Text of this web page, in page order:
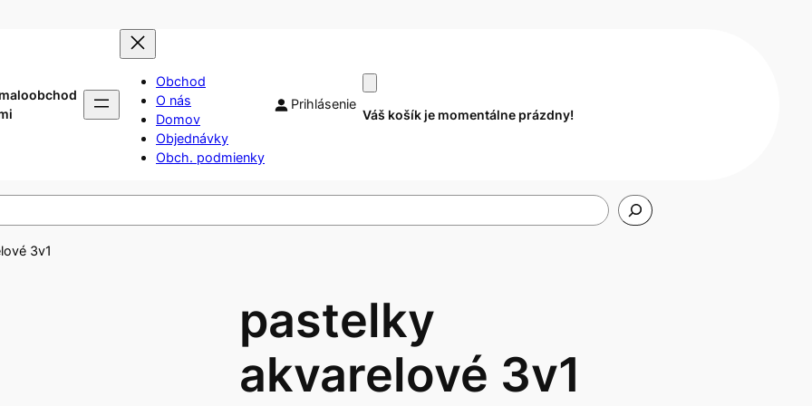
Obchod
O nás
Domov
Objednávky
Obch. podmienky
Prihlásenie
Váš košík je momentálne prázdny!
3v1
pastelky
akvarelové 3v1